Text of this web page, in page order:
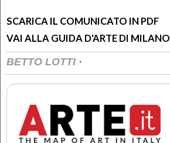
SCARICA IL COMUNICATO IN PDF
VAI ALLA GUIDA D'ARTE DI MILANO
BETTO LOTTI ·